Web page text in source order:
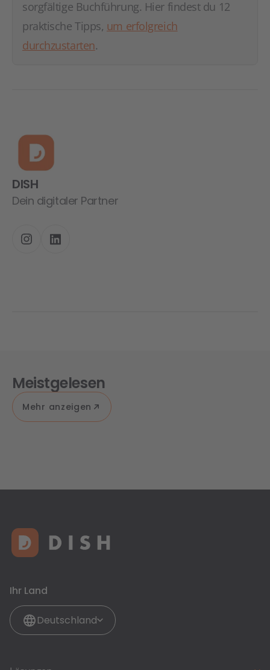
sorgfältige Buchführung. Hier findest du 12
praktische Tipps, um erfolgreich
durchzustarten.
DISH
Dein digitaler Partner
Meistgelesen
Mehr anzeigen
Ihr Land
Deutschland